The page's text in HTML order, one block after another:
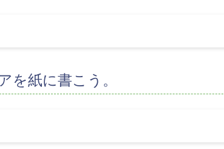
を紙に書こう。